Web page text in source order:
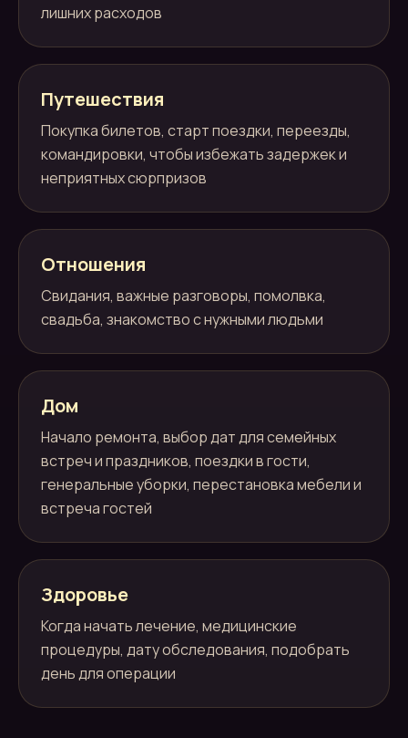
лишних расходов
Путешествия
Покупка билетов, старт поездки, переезды,
командировки, чтобы избежать задержек и
неприятных сюрпризов
Отношения
Свидания, важные разговоры, помолвка,
свадьба, знакомство с нужными людьми
Дом
Начало ремонта, выбор дат для семейных
встреч и праздников, поездки в гости,
генеральные уборки, перестановка мебели и
встреча гостей
Здоровье
Когда начать лечение, медицинские
процедуры, дату обследования, подобрать
день для операции